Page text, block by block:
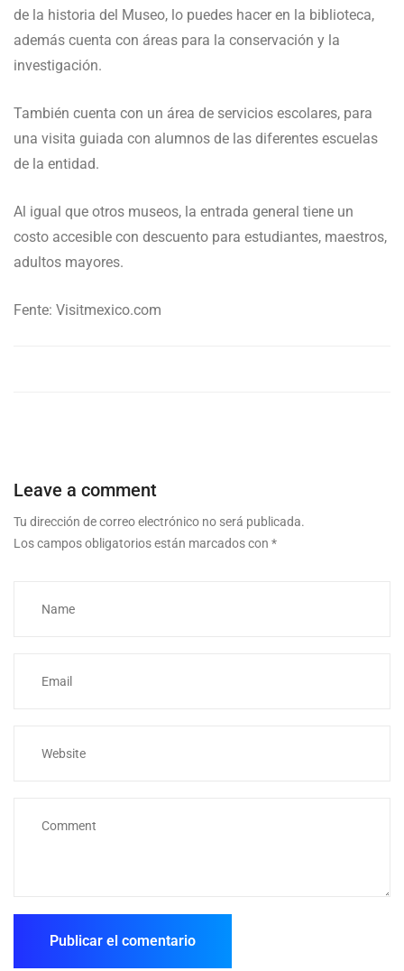
de la historia del Museo, lo puedes hacer en la biblioteca,
además cuenta con áreas para la conservación y la
investigación.
También cuenta con un área de servicios escolares, para
una visita guiada con alumnos de las diferentes escuelas
de la entidad.
Al igual que otros museos, la entrada general tiene un
costo accesible con descuento para estudiantes, maestros,
adultos mayores.
Fente: Visitmexico.com
Leave a comment
Tu dirección de correo electrónico no será publicada.
Los campos obligatorios están marcados con *